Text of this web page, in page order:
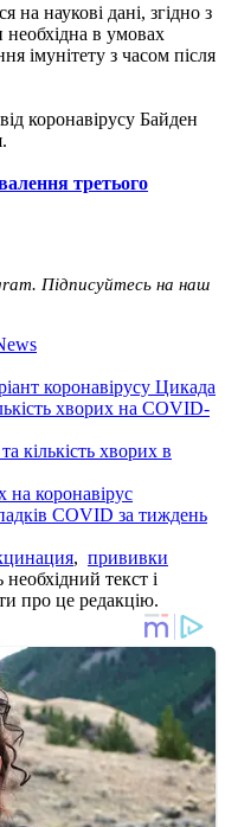
наукові дані, згідно з
необхідна в умовах
імунітету з часом після
коронавірусу Байден
третього
Підписуйтесь на наш
коронавірусу Цикада
хворих на COVID-
кількість хворих в
на коронавірус
COVID за тиждень
, прививки
текст і
про це редакцію.